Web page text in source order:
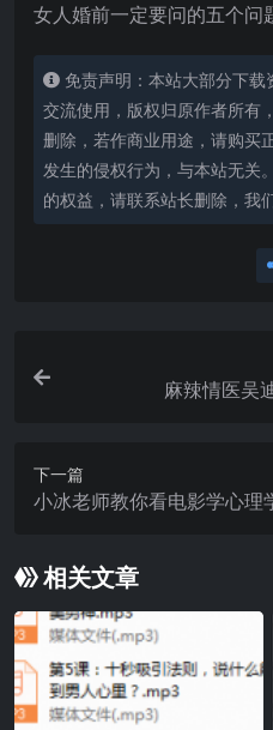
女人婚前一定要问的五个问
免责声明：本站大部分下
交流使用，版权归原作者所有
删除，若作商业用途，请购买
发生的侵权行为，与本站无关
的权益，请联系站长删除，我
麻辣情医吴
下一篇
小冰老师教你看电影学心理
相关文章